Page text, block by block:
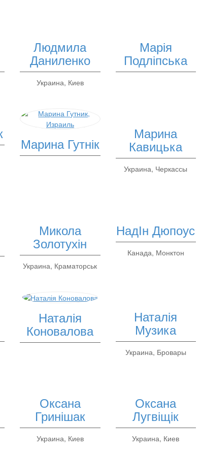
Людмила
Даниленко
Украина, Киев
Марія
Подліпська
Марина Гутнік
Марина
Кавицька
Украина, Черкассы
Микола
Золотухін
Украина, Краматорськ
НадІн Дюпоус
Канада, Монктон
Наталія
Коновалова
Наталія
Музика
Украина, Бровары
Оксана
Гринішак
Украина, Киев
Оксана
Лугвіщік
Украина, Киев